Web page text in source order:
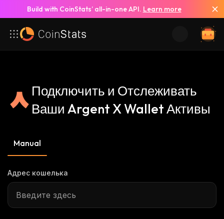
Build with CoinStats’ all-in-one API. Learn more
Подключить и Отслеживать
Ваши Argent X Wallet Активы
Manual
Адрес кошелька